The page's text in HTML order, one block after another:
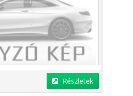
Részletek